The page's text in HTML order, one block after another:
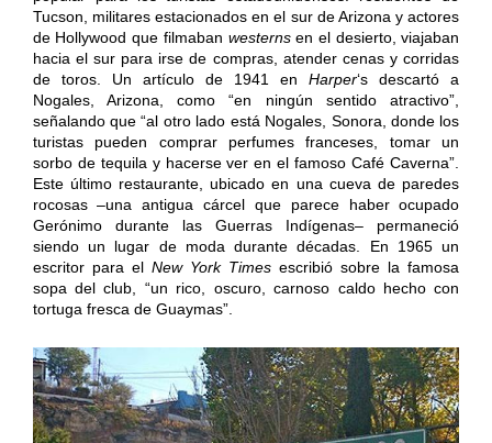
Tucson, militares estacionados en el sur de Arizona y actores
de Hollywood que filmaban westernsen el desierto, viajaban
hacia el sur para irse de compras, atender cenas y corridas
de toros. Un artículo de 1941 enHarper‘s descartó a
Nogales, Arizona, como “en ningún sentido atractivo”,
señalando que “al otro lado está Nogales, Sonora, donde los
turistas pueden comprar perfumes franceses, tomar un
sorbo de tequila y hacerse ver en el famoso Café Caverna”.
Este último restaurante, ubicado en una cueva de paredes
rocosas –una antigua cárcel que parece haber ocupado
Gerónimo durante las Guerras Indígenas– permaneció
siendo un lugar de moda durante décadas. En 1965 un
escritor para el New York Times escribió sobre la famosa
sopa del club, “un rico, oscuro, carnoso caldo hecho con
tortuga fresca de Guaymas”.